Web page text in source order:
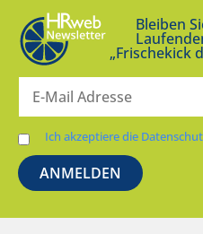
Bleiben
„Frischekick
Ich akzeptiere die